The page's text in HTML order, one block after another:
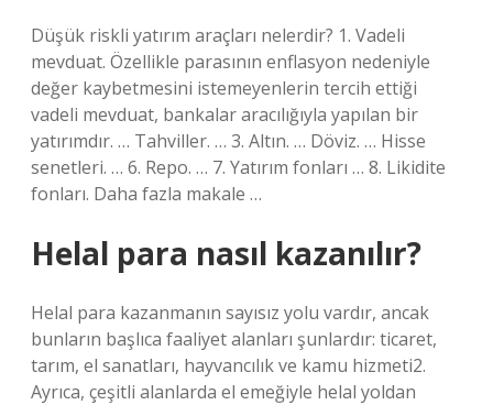
Düşük riskli yatırım araçları nelerdir? 1. Vadeli
mevduat. Özellikle parasının enflasyon nedeniyle
değer kaybetmesini istemeyenlerin tercih ettiği
vadeli mevduat, bankalar aracılığıyla yapılan bir
yatırımdır. … Tahviller. … 3. Altın. … Döviz. … Hisse
senetleri. … 6. Repo. … 7. Yatırım fonları … 8. Likidite
fonları. Daha fazla makale …
Helal para nasıl kazanılır?
Helal para kazanmanın sayısız yolu vardır, ancak
bunların başlıca faaliyet alanları şunlardır: ticaret,
tarım, el sanatları, hayvancılık ve kamu hizmeti2.
Ayrıca, çeşitli alanlarda el emeğiyle helal yoldan